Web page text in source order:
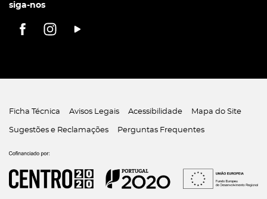
siga-nos
Ficha Técnica Avisos Legais Acessibilidade Mapa do Site
Sugestões e Reclamações Perguntas Frequentes